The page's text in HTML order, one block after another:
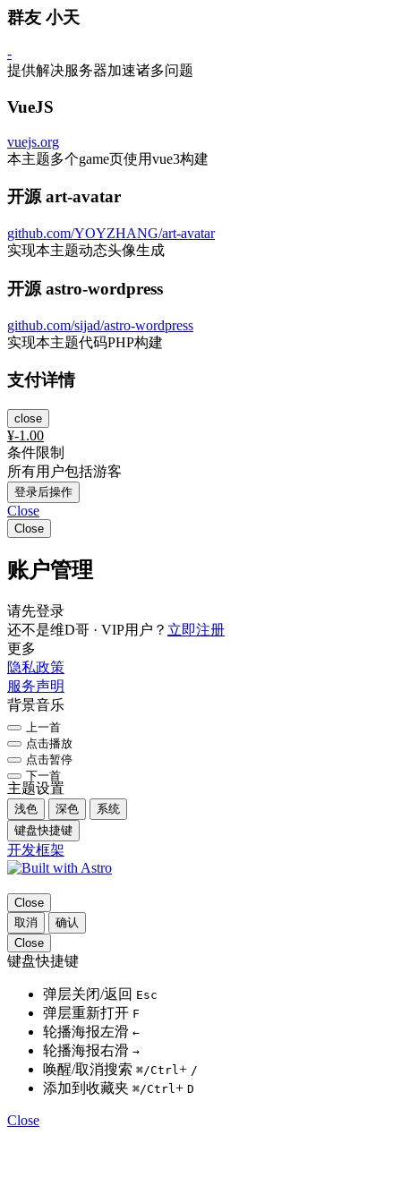
群友 小天
-
提供解决服务器加速诸多问题
VueJS
vuejs.org
本主题多个game页使用vue3构建
开源 art-avatar
github.com/YOYZHANG/art-avatar
实现本主题动态头像生成
开源 astro-wordpress
github.com/sijad/astro-wordpress
实现本主题代码PHP构建
支付详情
close
¥-1.00
条件限制
所有用户包括游客
登录后操作
Close
Close
账户管理
请先登录
还不是维D哥 · VIP用户？ 立即注册
更多
隐私政策
服务声明
背景音乐
上一首
点击播放
点击暂停
下一首
主题设置
浅色 深色
系统
键盘快捷键
开发框架
Close
取消
确认
Close
键盘快捷键
弹层关闭/返回 Esc
弹层重新打开 F
轮播海报左滑 ←
轮播海报右滑 →
唤醒/取消搜索 ⌘/Ctrl + /
添加到收藏夹 ⌘/Ctrl + D
Close